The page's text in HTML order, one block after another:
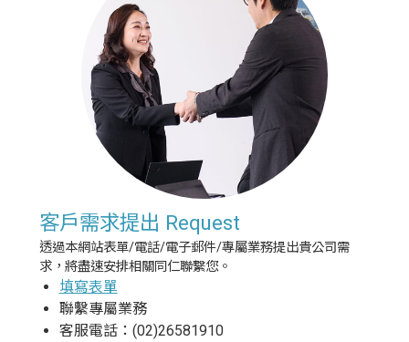
客戶需求提出 Request
透過本網站表單/電話/電子郵件/專屬業務提出貴公司需
求，將盡速安排相關同仁聯繫您。
填寫表單
聯繫專屬業務
客服電話：(02)26581910